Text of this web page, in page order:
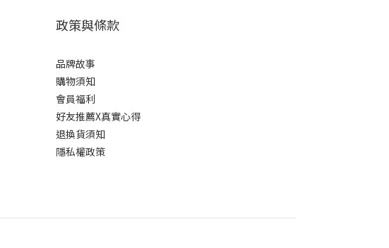
政策與條款
品牌故事
購物須知
會員福利
好友推薦X真實心得
退換貨須知
隱私權政策